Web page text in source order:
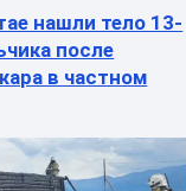
нашли тело 13-
после
в частном